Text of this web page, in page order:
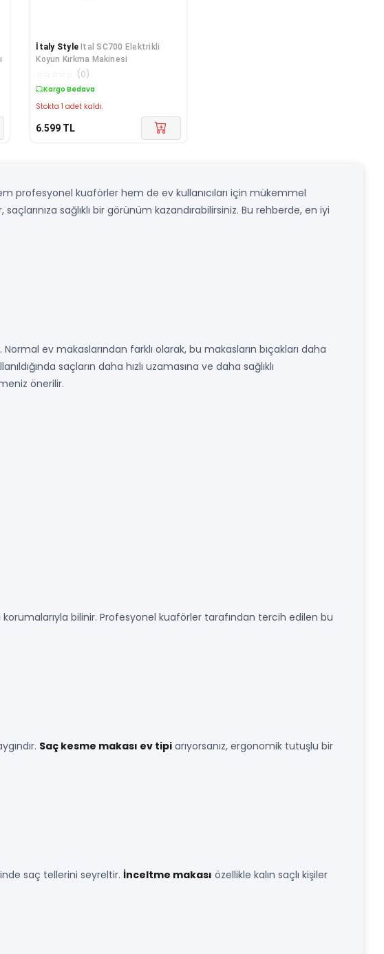
İtaly Style Ital SC700 Elektrikli
Koyun Kırkma Makinesi
(0)
Kargo Bedava
Stokta 1 adet kaldı.
6.599 TL
profesyonel kuaförler hem de ev kullanıcıları için mükemmel
sağlıklı bir görünüm kazandırabilirsiniz. Bu rehberde, en iyi
ev makaslarından farklı olarak, bu makasların bıçakları daha
saçların daha hızlı uzamasına ve daha sağlıklı
önerilir.
bilinir. Profesyonel kuaförler tarafından tercih edilen bu
Saç kesme makası ev tipi arıyorsanız, ergonomik tutuşlu bir
saç tellerini seyreltir. İnceltme makası özellikle kalın saçlı kişiler